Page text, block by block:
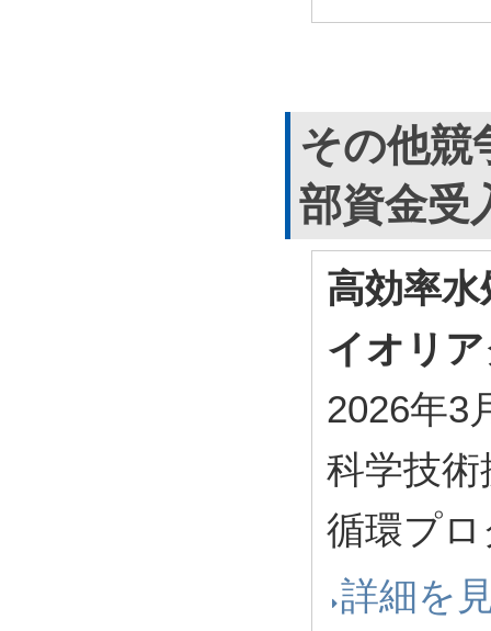
その他競
部資金受
高効率
イオリ
2026年3
科学技
循環プ
詳細を